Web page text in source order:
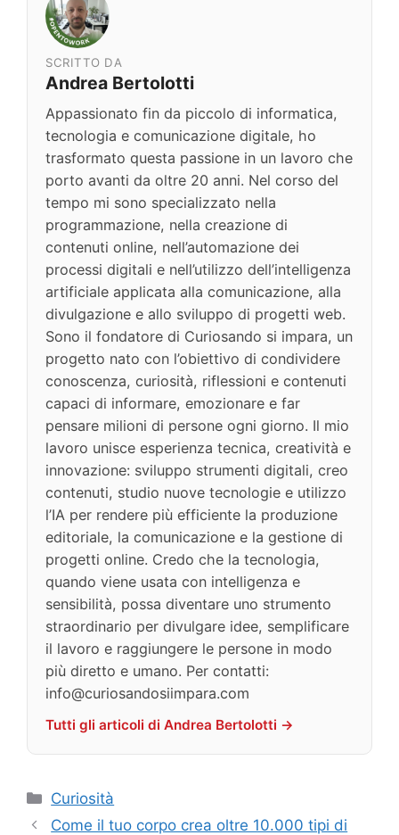
SCRITTO DA
Andrea Bertolotti
Appassionato fin da piccolo di informatica,
tecnologia e comunicazione digitale, ho
trasformato questa passione in un lavoro che
porto avanti da oltre 20 anni. Nel corso del
tempo mi sono specializzato nella
programmazione, nella creazione di
contenuti online, nell’automazione dei
processi digitali e nell’utilizzo dell’intelligenza
artificiale applicata alla comunicazione, alla
divulgazione e allo sviluppo di progetti web.
Sono il fondatore di Curiosando si impara, un
progetto nato con l’obiettivo di condividere
conoscenza, curiosità, riflessioni e contenuti
capaci di informare, emozionare e far
pensare milioni di persone ogni giorno. Il mio
lavoro unisce esperienza tecnica, creatività e
innovazione: sviluppo strumenti digitali, creo
contenuti, studio nuove tecnologie e utilizzo
l’IA per rendere più efficiente la produzione
editoriale, la comunicazione e la gestione di
progetti online. Credo che la tecnologia,
quando viene usata con intelligenza e
sensibilità, possa diventare uno strumento
straordinario per divulgare idee, semplificare
il lavoro e raggiungere le persone in modo
più diretto e umano. Per contatti:
info@curiosandosiimpara.com
Tutti gli articoli di Andrea Bertolotti →
Categorie
Curiosità
Come il tuo corpo crea oltre 10.000 tipi di